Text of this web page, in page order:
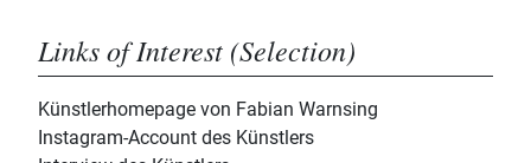
Links of Interest (Selection)
Künstlerhomepage von Fabian Warnsing
Instagram-Account des Künstlers